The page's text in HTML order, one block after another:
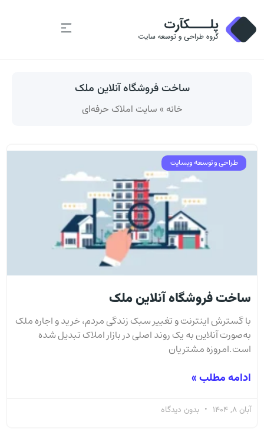
ساخت فروشگاه آنلاین ملک
خانه » سایت املاک حرفه‌ای
طراحی و توسعه وبسایت
ساخت فروشگاه آنلاین ملک
با گسترش اینترنت و تغییر سبک زندگی مردم، خرید و اجاره ملک
به‌صورت آنلاین به یک روند اصلی در بازار املاک تبدیل شده
است.امروزه مشتریان
ادامه مطلب »
آبان 8, 1404 بدون دیدگاه